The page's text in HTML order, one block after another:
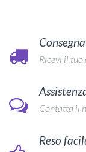
Ricevi il
Contatta il
Reso